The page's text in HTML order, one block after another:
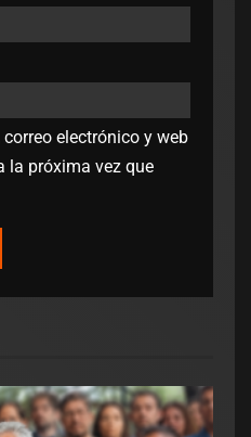
electrónico y web
la próxima vez que